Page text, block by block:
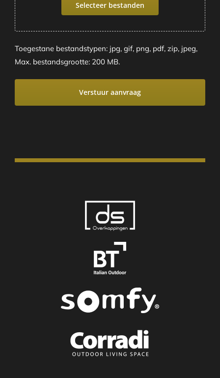
Selecteer bestanden
Toegestane bestandstypen: jpg, gif, png, pdf, zip, jpeg,
Max. bestandsgrootte: 200 MB.